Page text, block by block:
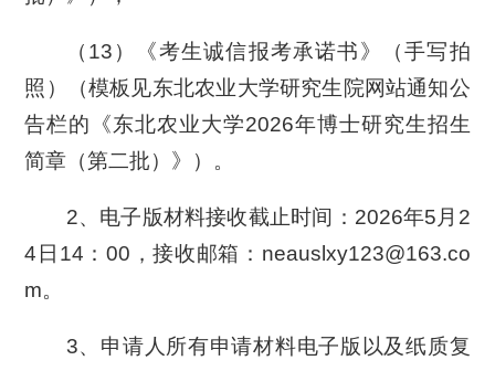
（13）《考生诚信报考承诺书》（手写拍
照）（模板见东北农业大学研究生院网站通知公
告栏的《东北农业大学2026年博士研究生招生
简章（第二批）》）。
2、电子版材料接收截止时间：2026年5月2
4日14：00，接收邮箱：neauslxy123@163.co
m。
3、申请人所有申请材料电子版以及纸质复